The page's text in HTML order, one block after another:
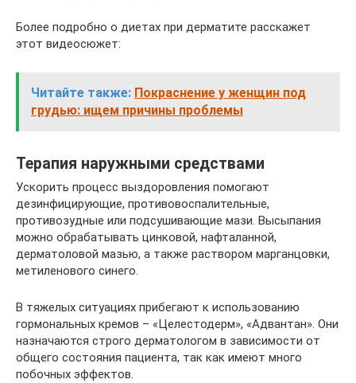
Более подробно о диетах при дерматите расскажет
этот видеосюжет:
Читайте также: Покраснение у женщин под
грудью: ищем причины проблемы
Терапия наружными средствами
Ускорить процесс выздоровления помогают
дезинфицирующие, противовоспалительные,
противозудные или подсушивающие мази. Высыпания
можно обрабатывать цинковой, нафталанной,
дерматоловой мазью, а также раствором марганцовки,
метиленового синего.
В тяжелых ситуациях прибегают к использованию
гормональных кремов – «Целестодерм», «Адвантан». Они
назначаются строго дерматологом в зависимости от
общего состояния пациента, так как имеют много
побочных эффектов.